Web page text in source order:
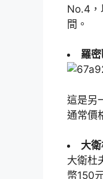
No.4，
間。
羅
這是另
通常價
大
大衛杜
幣150